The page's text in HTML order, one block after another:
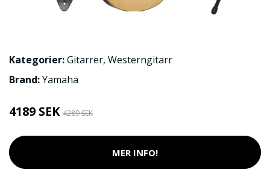
Kategorier:Gitarrer, Westerngitarr
Brand:Yamaha
4189 SEK 4289 SEK
MER INFO!